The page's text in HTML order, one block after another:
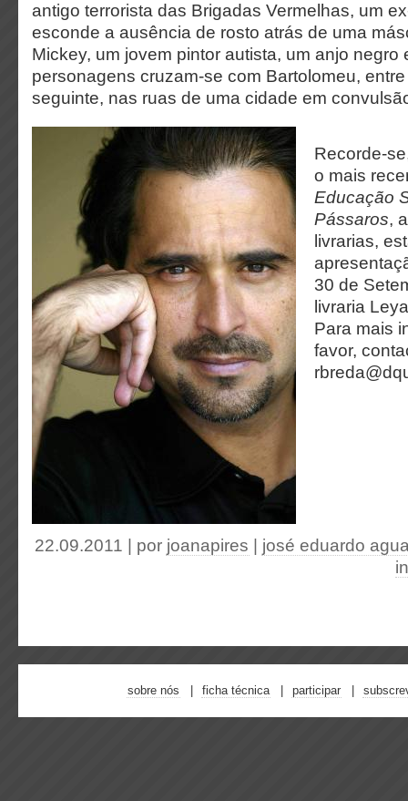
antigo terrorista das Brigadas Vermelhas, um
esconde a ausência de rosto atrás de uma
Mickey, um jovem pintor autista, um anjo negro
personagens cruzam-se com Bartolomeu,
seguinte, nas ruas de uma cidade em
Recorde-
o mais
Educação
Pássaros,
livrarias,
30 de
livraria
Para mais
favor,
22.09.2011 | por joanapires
josé eduardo
sobre nós ficha técnica participar